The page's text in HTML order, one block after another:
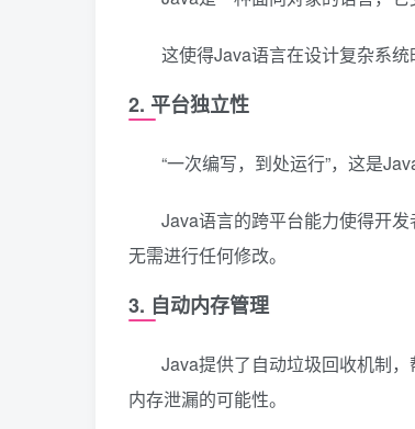
这使得Java语言在设计复杂系统
2. 平台独立性
“一次编写，到处运行”，这是
Java语言的跨平台能力使得开
无需进行任何修改。
3. 自动内存管理
Java提供了自动垃圾回收机制
内存泄漏的可能性。